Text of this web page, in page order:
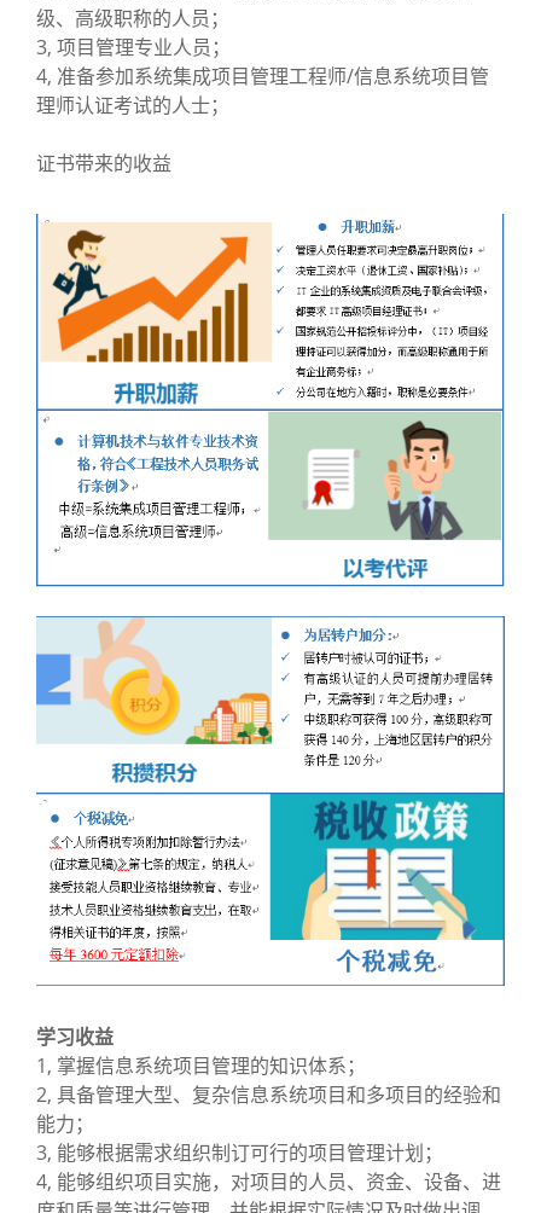
级、高级职称的人员；
3, 项目管理专业人员；
4, 准备参加系统集成项目管理工程师/信息系统项目管
理师认证考试的人士；
证书带来的收益
学习收益
1, 掌握信息系统项目管理的知识体系；
2, 具备管理大型、复杂信息系统项目和多项目的经验和
能力；
3, 能够根据需求组织制订可行的项目管理计划；
4, 能够组织项目实施，对项目的人员、资金、设备、进